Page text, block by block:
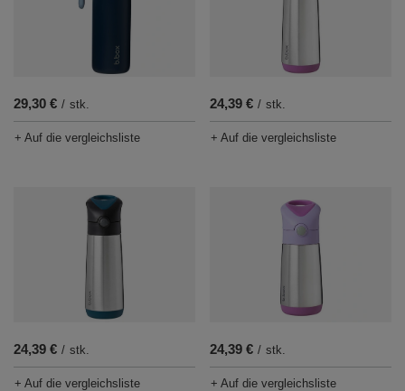
29,30 € / stk.
+ Auf die vergleichsliste
24,39 € / stk.
+ Auf die vergleichsliste
24,39 € / stk.
+ Auf die vergleichsliste
24,39 € / stk.
+ Auf die vergleichsliste